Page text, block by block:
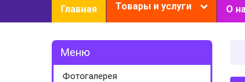
Главная Товары и услуги О
Фотогалерея